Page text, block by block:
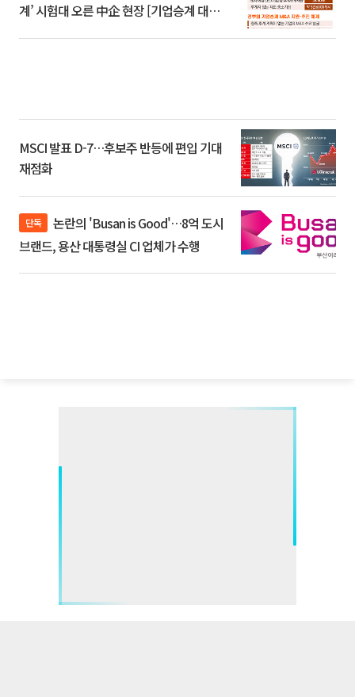
계’ 시험대 오른 中企 현장 [기업승계 대전
MSCI 발표 D-7…후보주 반등에 편입 기대
재점화
단독
브랜드, 용산 대통령실 CI 업체가 수행